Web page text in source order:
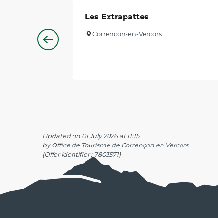
Les Extrapattes
Corrençon-en-Vercors
Updated on 01 July 2026 at 11:15
by Office de Tourisme de Corrençon en Vercors
(Offer identifier : 7803571)